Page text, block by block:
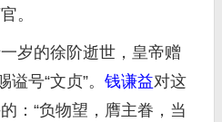
。
的徐阶逝世，皇帝赠
号“文贞”。 钱谦益对这
：“负物望，膺主眷，当